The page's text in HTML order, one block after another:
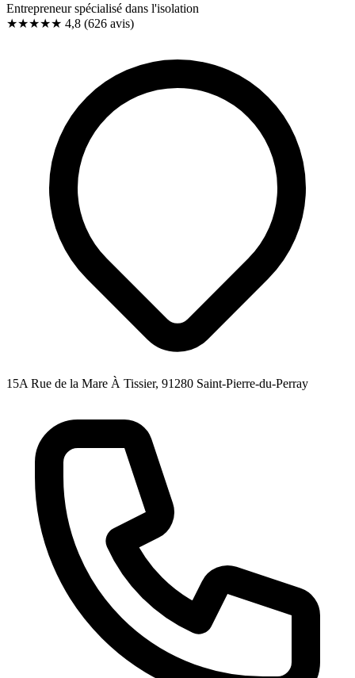
Entrepreneur spécialisé dans l'isolation
★★★★★ 4,8 (626 avis)
15A Rue de la Mare À Tissier, 91280 Saint-Pierre-du-Perray